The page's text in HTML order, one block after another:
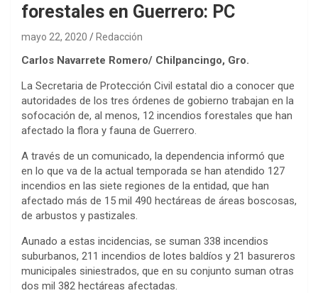
forestales en Guerrero: PC
mayo 22, 2020 Redacción
Carlos Navarrete Romero/ Chilpancingo, Gro.
La Secretaria de Protección Civil estatal dio a conocer que
autoridades de los tres órdenes de gobierno trabajan en la
sofocación de, al menos, 12 incendios forestales que han
afectado la flora y fauna de Guerrero.
A través de un comunicado, la dependencia informó que
en lo que va de la actual temporada se han atendido 127
incendios en las siete regiones de la entidad, que han
afectado más de 15 mil 490 hectáreas de áreas boscosas,
de arbustos y pastizales.
Aunado a estas incidencias, se suman 338 incendios
suburbanos, 211 incendios de lotes baldíos y 21 basureros
municipales siniestrados, que en su conjunto suman otras
dos mil 382 hectáreas afectadas.